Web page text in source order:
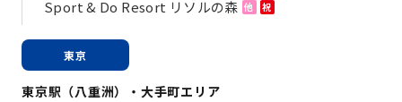
Sport & Do Resort リソルの森 他 祝
東京
東京駅（八重洲）・大手町エリア